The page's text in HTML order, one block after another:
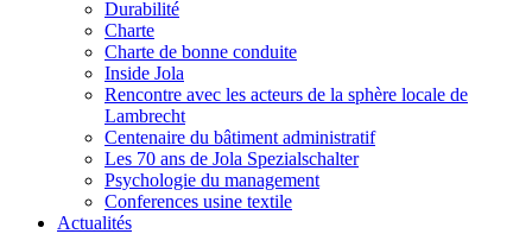
Durabilité
Charte
Charte de bonne conduite
Inside Jola
Rencontre avec les acteurs de la sphère locale de
Lambrecht
Centenaire du bâtiment administratif
Les 70 ans de Jola Spezialschalter
Psychologie du management
Conferences usine textile
Actualités